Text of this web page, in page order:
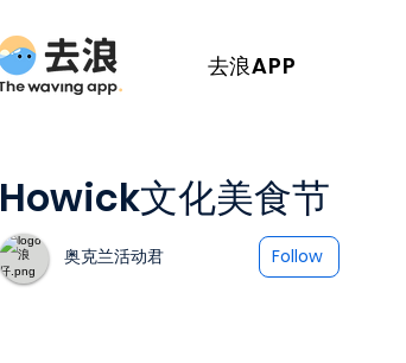
去浪APP
Howick文化美食节
奥克兰活动君 Follow